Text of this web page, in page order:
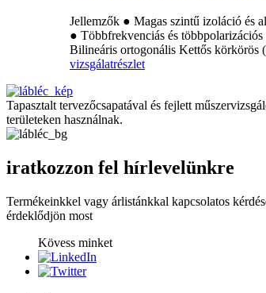
Jellemzők ● Magas szintű izoláció és
● Többfrekvenciás és
Bilineáris ortogonális Kettős körkörös
vizsgálatrészlet
Tapasztalt tervezőcsapatával és fejlett
területeken használnak.
iratkozzon fel hírlevelünkre
Termékeinkkel vagy árlistánkkal kapcsolatos
érdeklődjön most
Kövess minket